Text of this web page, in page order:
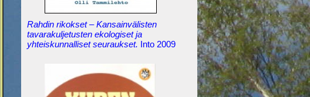
Rahdin rikokset – Kansainvälisten
tavarakuljetusten ekologiset ja
yhteiskunnalliset seuraukset. Into 2009